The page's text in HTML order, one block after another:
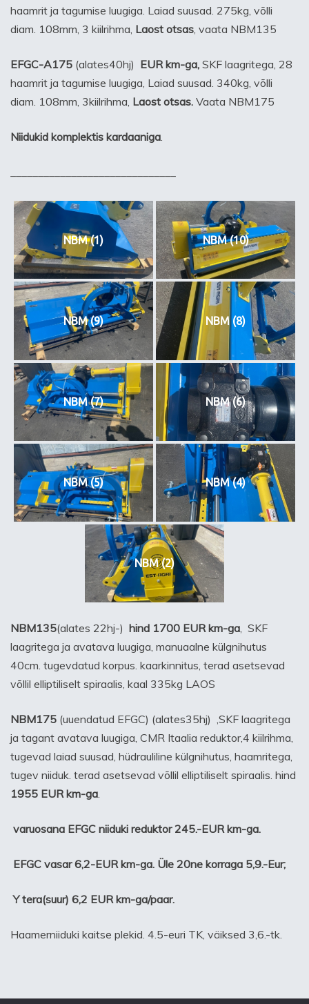
haamrit ja tagumise luugiga. Laiad suusad. 275kg, võlli
diam. 108mm, 3 kiilrihma, Laost otsas, vaata NBM135
EFGC-A175 (alates40hj) EUR km-ga, SKF laagritega, 28
haamrit ja tagumise luugiga, Laiad suusad. 340kg, võlli
diam. 108mm, 3kiilrihma, Laost otsas. Vaata NBM175
Niidukid komplektis kardaaniga.
NBM (1) NBM (10)
NBM (9) NBM (8)
NBM (7) NBM (6)
NBM (5) NBM (4)
NBM (2)
NBM135(alates 22hj-) hind 1700 EUR km-ga , SKF
laagritega ja avatava luugiga, manuaalne külgnihutus
40cm. tugevdatud korpus. kaarkinnitus, terad asetsevad
võllil elliptiliselt spiraalis, kaal 335kg LAOS
NBM175 (uuendatud EFGC) (alates35hj) ,SKF laagritega
ja tagant avatava luugiga, CMR Itaalia reduktor,4 kiilrihma,
tugevad laiad suusad, hüdrauliline külgnihutus, haamritega,
tugev niiduk. terad asetsevad võllil elliptiliselt spiraalis. hind
1955 EUR km-ga
varuosana EFGC niiduki reduktor 245.-EUR km-ga.
EFGC vasar 6,2-EUR km-ga. Üle 20ne korraga 5,9.-Eur;
Y tera(suur) 6,2 EUR km-ga/paar.
Haamerniiduki kaitse plekid. 4.5-euri TK, väiksed 3,6.-tk.